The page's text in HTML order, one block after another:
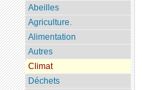
Abeilles
Agriculture.
Alimentation
Autres
Climat
Déchets